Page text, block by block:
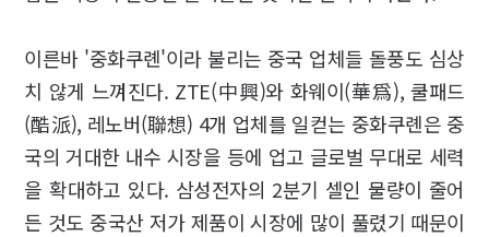
이른바 '중화쿠롄'이라 불리는 중국 업체들 돌풍도 심상
치 않게 느껴진다. ZTE(中興)와 화웨이(華爲), 쿨패드
(酷派), 레노버(聯想) 4개 업체를 일컫는 중화쿠롄은 중
국의 거대한 내수 시장을 등에 업고 글로벌 무대로 세력
을 확대하고 있다. 삼성전자의 2분기 셀인 물량이 줄어
든 것도 중국산 저가 제품이 시장에 많이 풀렸기 때문이